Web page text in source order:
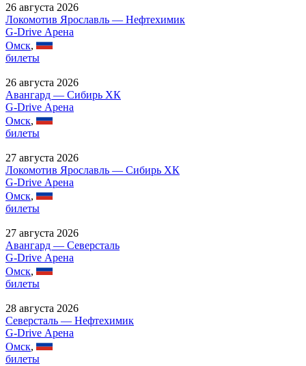
26 августа 2026
Локомотив Ярославль — Нефтехимик
G-Drive Арена
Омск,
билеты
26 августа 2026
Авангард — Сибирь ХК
G-Drive Арена
Омск,
билеты
27 августа 2026
Локомотив Ярославль — Сибирь ХК
G-Drive Арена
Омск,
билеты
27 августа 2026
Авангард — Северсталь
G-Drive Арена
Омск,
билеты
28 августа 2026
Северсталь — Нефтехимик
G-Drive Арена
Омск,
билеты